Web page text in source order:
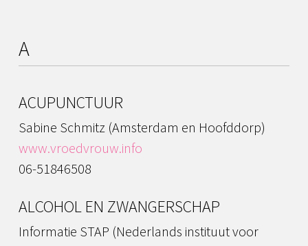
A
ACUPUNCTUUR
Sabine Schmitz (Amsterdam en Hoofddorp)
www.vroedvrouw.info
06-51846508
ALCOHOL EN ZWANGERSCHAP
Informatie STAP (Nederlands instituut voor